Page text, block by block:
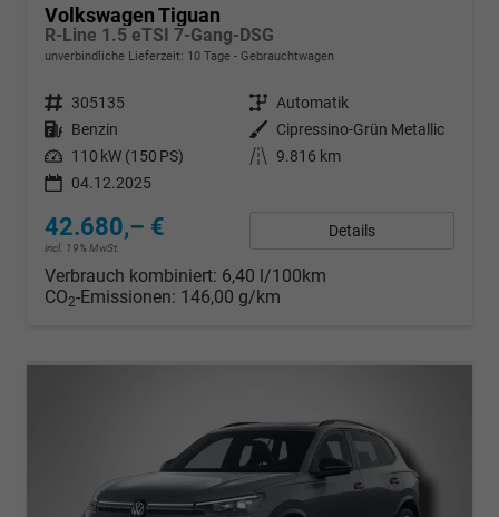
Volkswagen Tiguan
R-Line 1.5 eTSI 7-Gang-DSG
unverbindliche Lieferzeit: 10 Tage Gebrauchtwagen
Fahrzeugnr. 305135 Getriebe Automatik
Kraftstoff Benzin Außenfarbe
Cipressino-Grün Metallic
Leistung 110 kW (150 PS) Kilometerstand 9.816 km
04.12.2025
42.680,– €
incl. 19% MwSt.
Details
Verbrauch kombiniert: 6,40 l/100km
CO2-Emissionen: 146,00 g/km